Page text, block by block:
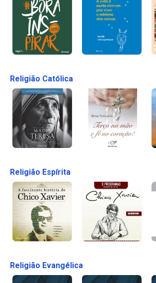
Religião Católica
Religião Espírita
Religião Evangélica